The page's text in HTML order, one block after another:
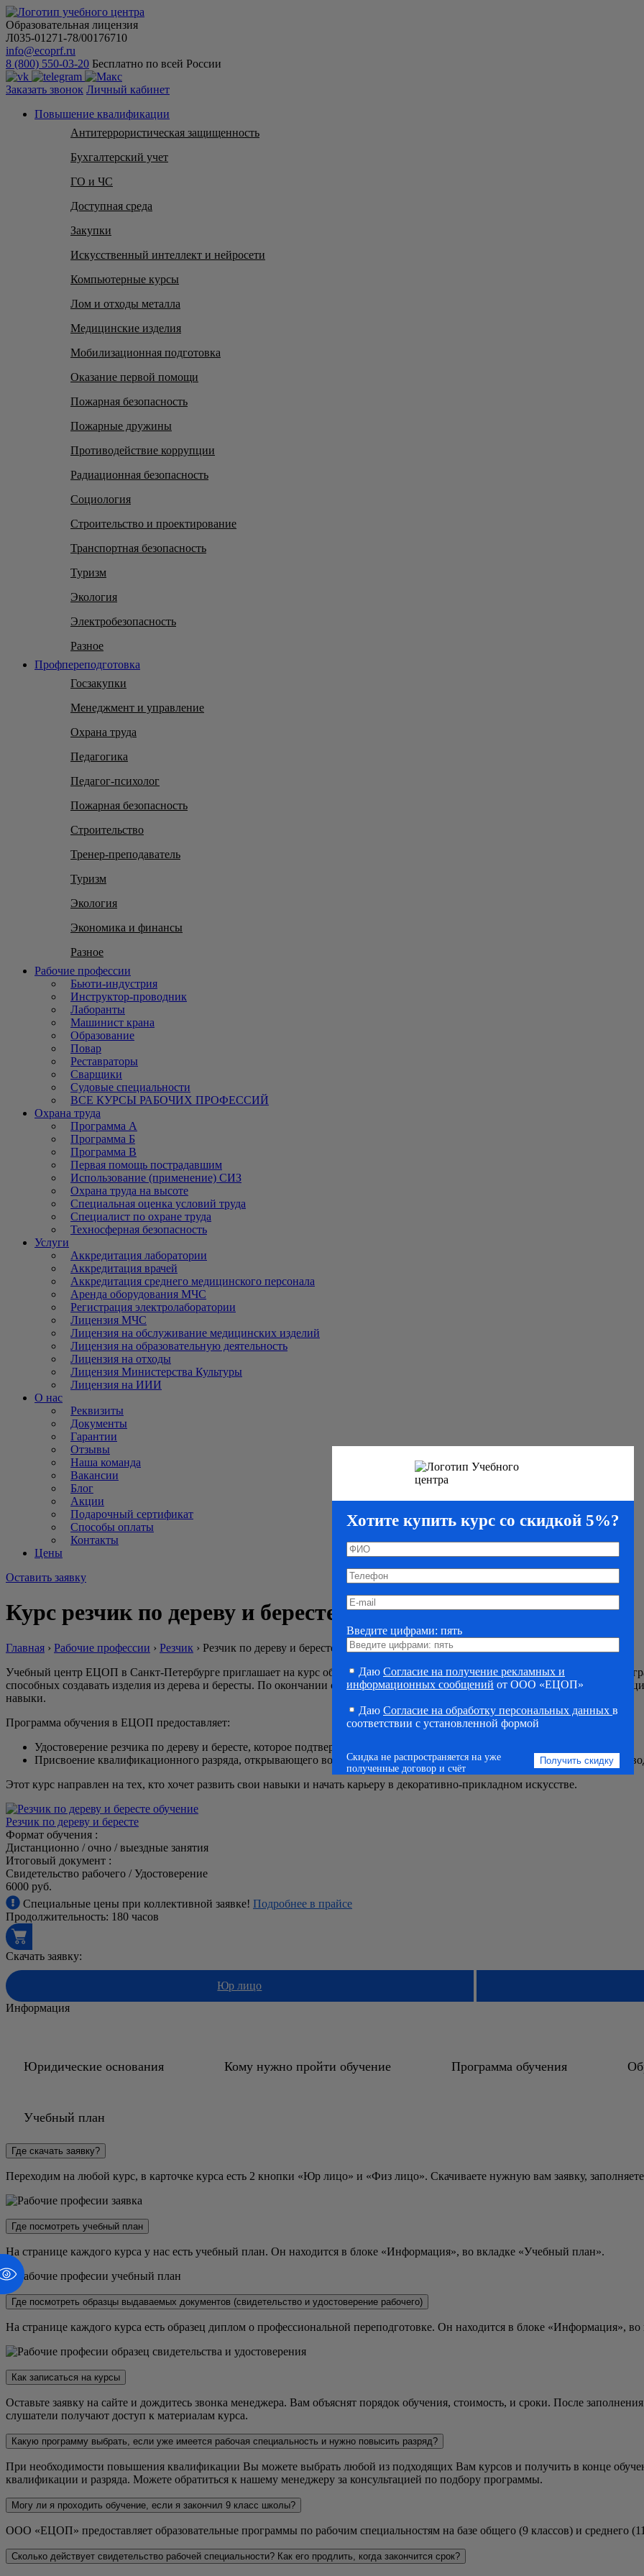
Образовательная лицензия
Л035-01271-78/00176710
info@ecoprf.ru
8 (800) 550-03-20 Бесплатно по всей России
Заказать звонок Личный кабинет
Повышение квалификации
Антитеррористическая защищенность
Бухгалтерский учет
ГО и ЧС
Доступная среда
Закупки
Искусственный интеллект и нейросети
Компьютерные курсы
Лом и отходы металла
Медицинские изделия
Мобилизационная подготовка
Оказание первой помощи
Пожарная безопасность
Пожарные дружины
Противодействие коррупции
Радиационная безопасность
Социология
Строительство и проектирование
Транспортная безопасность
Туризм
Экология
Электробезопасность
Разное
Профпереподготовка
Госзакупки
Менеджмент и управление
Охрана труда
Педагогика
Педагог-психолог
Пожарная безопасность
Строительство
Тренер-преподаватель
Туризм
Экология
Экономика и финансы
Разное
Рабочие профессии
Бьюти-индустрия
Инструктор-проводник
Лаборанты
Машинист крана
Образование
Повар
Реставраторы
Сварщики
Судовые специальности
ВСЕ КУРСЫ РАБОЧИХ ПРОФЕССИЙ
Охрана труда
Программа А
Программа Б
Программа В
Первая помощь пострадавшим
Использование (применение) СИЗ
Охрана труда на высоте
Специальная оценка условий труда
Специалист по охране труда
Техносферная безопасность
Услуги
Аккредитация лаборатории
Аккредитация врачей
Аккредитация среднего медицинского персонала
Аренда оборудования МЧС
Регистрация электролаборатории
Лицензия МЧС
Лицензия на обслуживание медицинских изделий
Лицензия на образовательную деятельность
Лицензия на отходы
Лицензия Министерства Культуры
Лицензия на ИИИ
О нас
Реквизиты
Документы
Гарантии
Отзывы
Наша команда
Вакансии
Блог
Акции
Подарочный сертификат
Способы оплаты
Контакты
Цены
Оставить заявку
Курс резчик по дереву и бересте
Главная › Рабочие профессии › Резчик › Резчик по дереву и бересте
Учебный центр ЕЦОП в Санкт-Петербурге приглашает на курс обучения по специальности «резчик по дереву и бересте».
способных создавать изделия из дерева и бересты. По окончании обучения выпускники получают удостоверение и
навыки.
Программа обучения в ЕЦОП предоставляет:
Удостоверение резчика по дереву и бересте, которое подтверждает прохождение курса и квалификацию.
Присвоение квалификационного разряда, открывающего возможности для работы в художественных мастерских,
Этот курс направлен на тех, кто хочет развить свои навыки и начать карьеру в декоративно-прикладном искусстве.
Резчик по дереву и бересте
Формат обучения :
Дистанционно / очно / выездные занятия
Итоговый документ :
Свидетельство рабочего / Удостоверение
6000 руб.
Специальные цены при коллективной заявке! Подробнее в прайсе
Продолжительность: 180 часов
Скачать заявку:
Юр лицо
Информация
Юридические основания Кому нужно пройти обучение Программа обучения
Учебный план
Где скачать заявку?
Переходим на любой курс, в карточке курса есть 2 кнопки «Юр лицо» и «Физ лицо». Скачиваете нужную вам заявку,
Где посмотреть учебный план
На странице каждого курса у нас есть учебный план. Он находится в блоке «Информация», во вкладке «Учебный план».
Где посмотреть образцы выдаваемых документов (свидетельство и удостоверение рабочего)
На странице каждого курса есть образец диплом о профессиональной переподготовке. Он находится в блоке «Информация», во
Как записаться на курсы
Оставьте заявку на сайте и дождитесь звонка менеджера. Вам объяснят порядок обучения, стоимость, и сроки. После
слушатели получают доступ к материалам курса.
Какую программу выбрать, если уже имеется рабочая специальность и нужно повысить разряд?
При необходимости повышения квалификации Вы можете выбрать любой из подходящих Вам курсов и получить в конце
квалификации и разряда. Можете обратиться к нашему менеджеру за консультацией по подбору программы.
Могу ли я проходить обучение, если я закончил 9 класс школы?
ООО «ЕЦОП» предоставляет образовательные программы по рабочим специальностям на базе общего (9 классов) и среднего
Сколько действует свидетельство рабочей специальности? Как его продлить, когда закончится срок?
Хотите купить курс со скидкой 5%?
Введите цифрами: пять
Даю Согласие на получение рекламных и
информационных сообщений от ООО «ЕЦОП»
Даю Согласие на обработку персональных данных в
соответствии с установленной формой
Скидка не распространяется на уже
полученные договор и счёт